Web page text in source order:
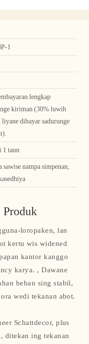
1
lengkap
kiriman (30% luwih
dibayar sadurunge
1 taun
sawise nampa simpenan,
loropaken, lan
kertu wis widened
kantor kanggo
karya. , Dawane
beban sing stabil,
wedi tekanan abot.
Schattdecor, plus
ditekan ing tekanan